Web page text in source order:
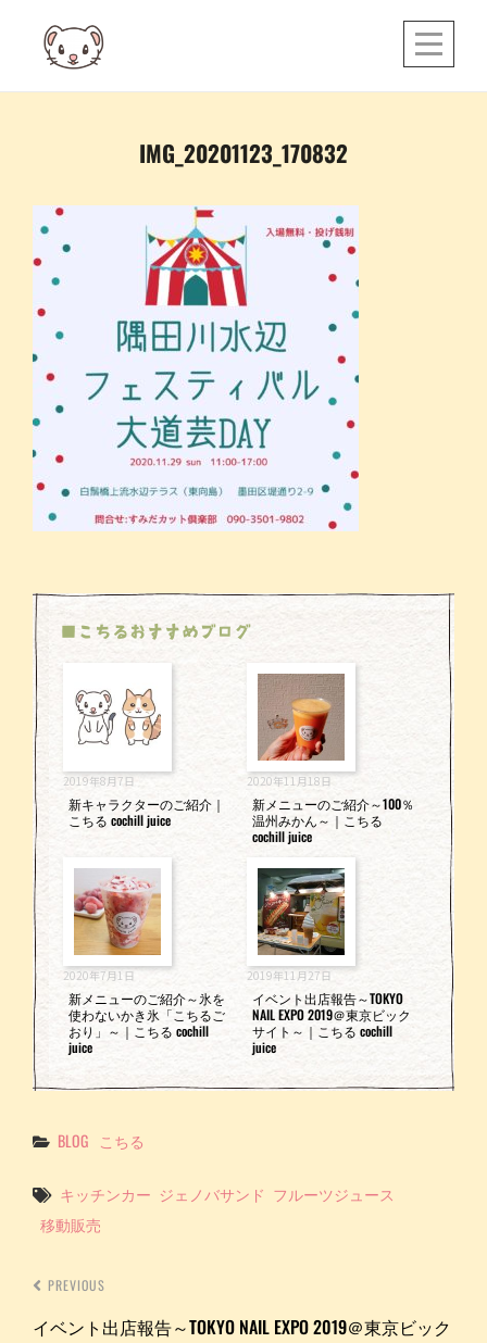
content
IMG_20201123_170832
■こちるおすすめブログ
2019年8月7日
新キャラクターのご紹介｜
こちる cochill juice
2020年11月18日
新メニューのご紹介～100％
温州みかん～｜こちる
cochill juice
2020年7月1日
新メニューのご紹介～氷を
使わないかき氷「こちるご
おり」～｜こちる cochill
juice
2019年11月27日
イベント出店報告～TOKYO
NAIL EXPO 2019＠東京ビック
サイト～｜こちる cochill
juice
Categories
BLOG こちる
Tags
キッチンカー ジェノバサンド フルーツジュース
移動販売
ナ
ビ
ゲ
ー
シ
ョ
ン
PREVIOUS
イベント出店報告～TOKYO NAIL EXPO 2019＠東京ビック